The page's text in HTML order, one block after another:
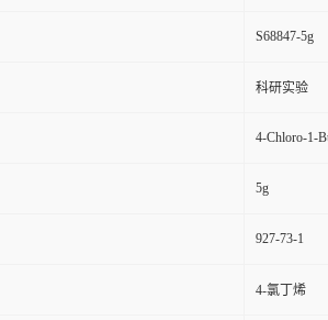
S68847-5g
科研实验
4-Chloro-1-
5g
927-73-1
4-氯丁烯